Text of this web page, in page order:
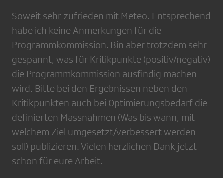
Soweit sehr zufrieden mit Meteo. Entsprechend
habe ich keine Anmerkungen für die
Programmkommission. Bin aber trotzdem sehr
gespannt, was für Kritikpunkte (positiv/negativ)
die Programmkommission ausfindig machen
wird. Bitte bei den Ergebnissen neben den
Kritikpunkten auch bei Optimierungsbedarf die
definierten Massnahmen (Was bis wann, mit
welchem Ziel umgesetzt/verbessert werden
soll) publizieren. Vielen herzlichen Dank jetzt
schon für eure Arbeit.